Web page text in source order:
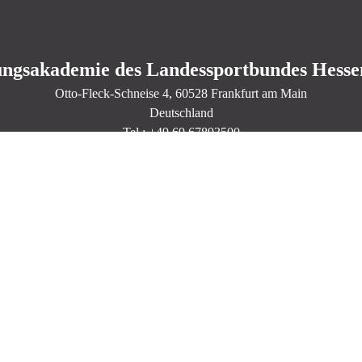
des Landessportbundes
Otto-Fleck-Schneise 4, 60528 Frankfurt am Main
Deutschland
Tel.: +49 69 67893500